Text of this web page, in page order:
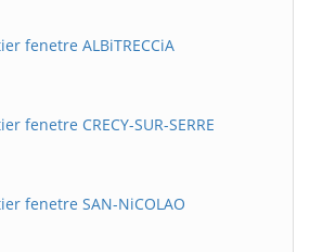
fenetre ALBiTRECCiA
fenetre CRECY-SUR-SERRE
fenetre SAN-NiCOLAO